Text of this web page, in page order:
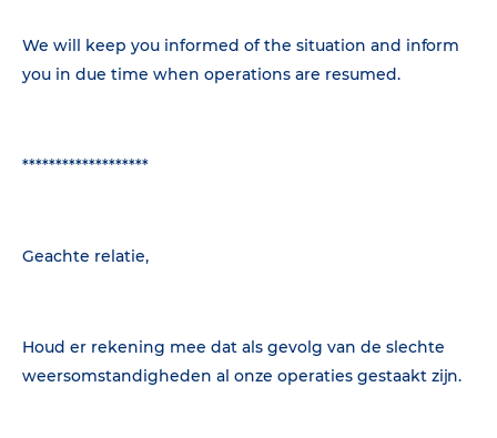
We will keep you informed of the situation and inform
you in due time when operations are resumed.
*******************
Geachte relatie,
Houd er rekening mee dat als gevolg van de slechte
weersomstandigheden al onze operaties gestaakt zijn.